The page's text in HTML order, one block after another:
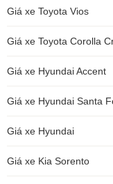
Giá xe Toyota Vios
Giá xe Toyota Corolla
Giá xe Hyundai Accent
Giá xe Hyundai Santa
Giá xe Hyundai
Giá xe Kia Sorento